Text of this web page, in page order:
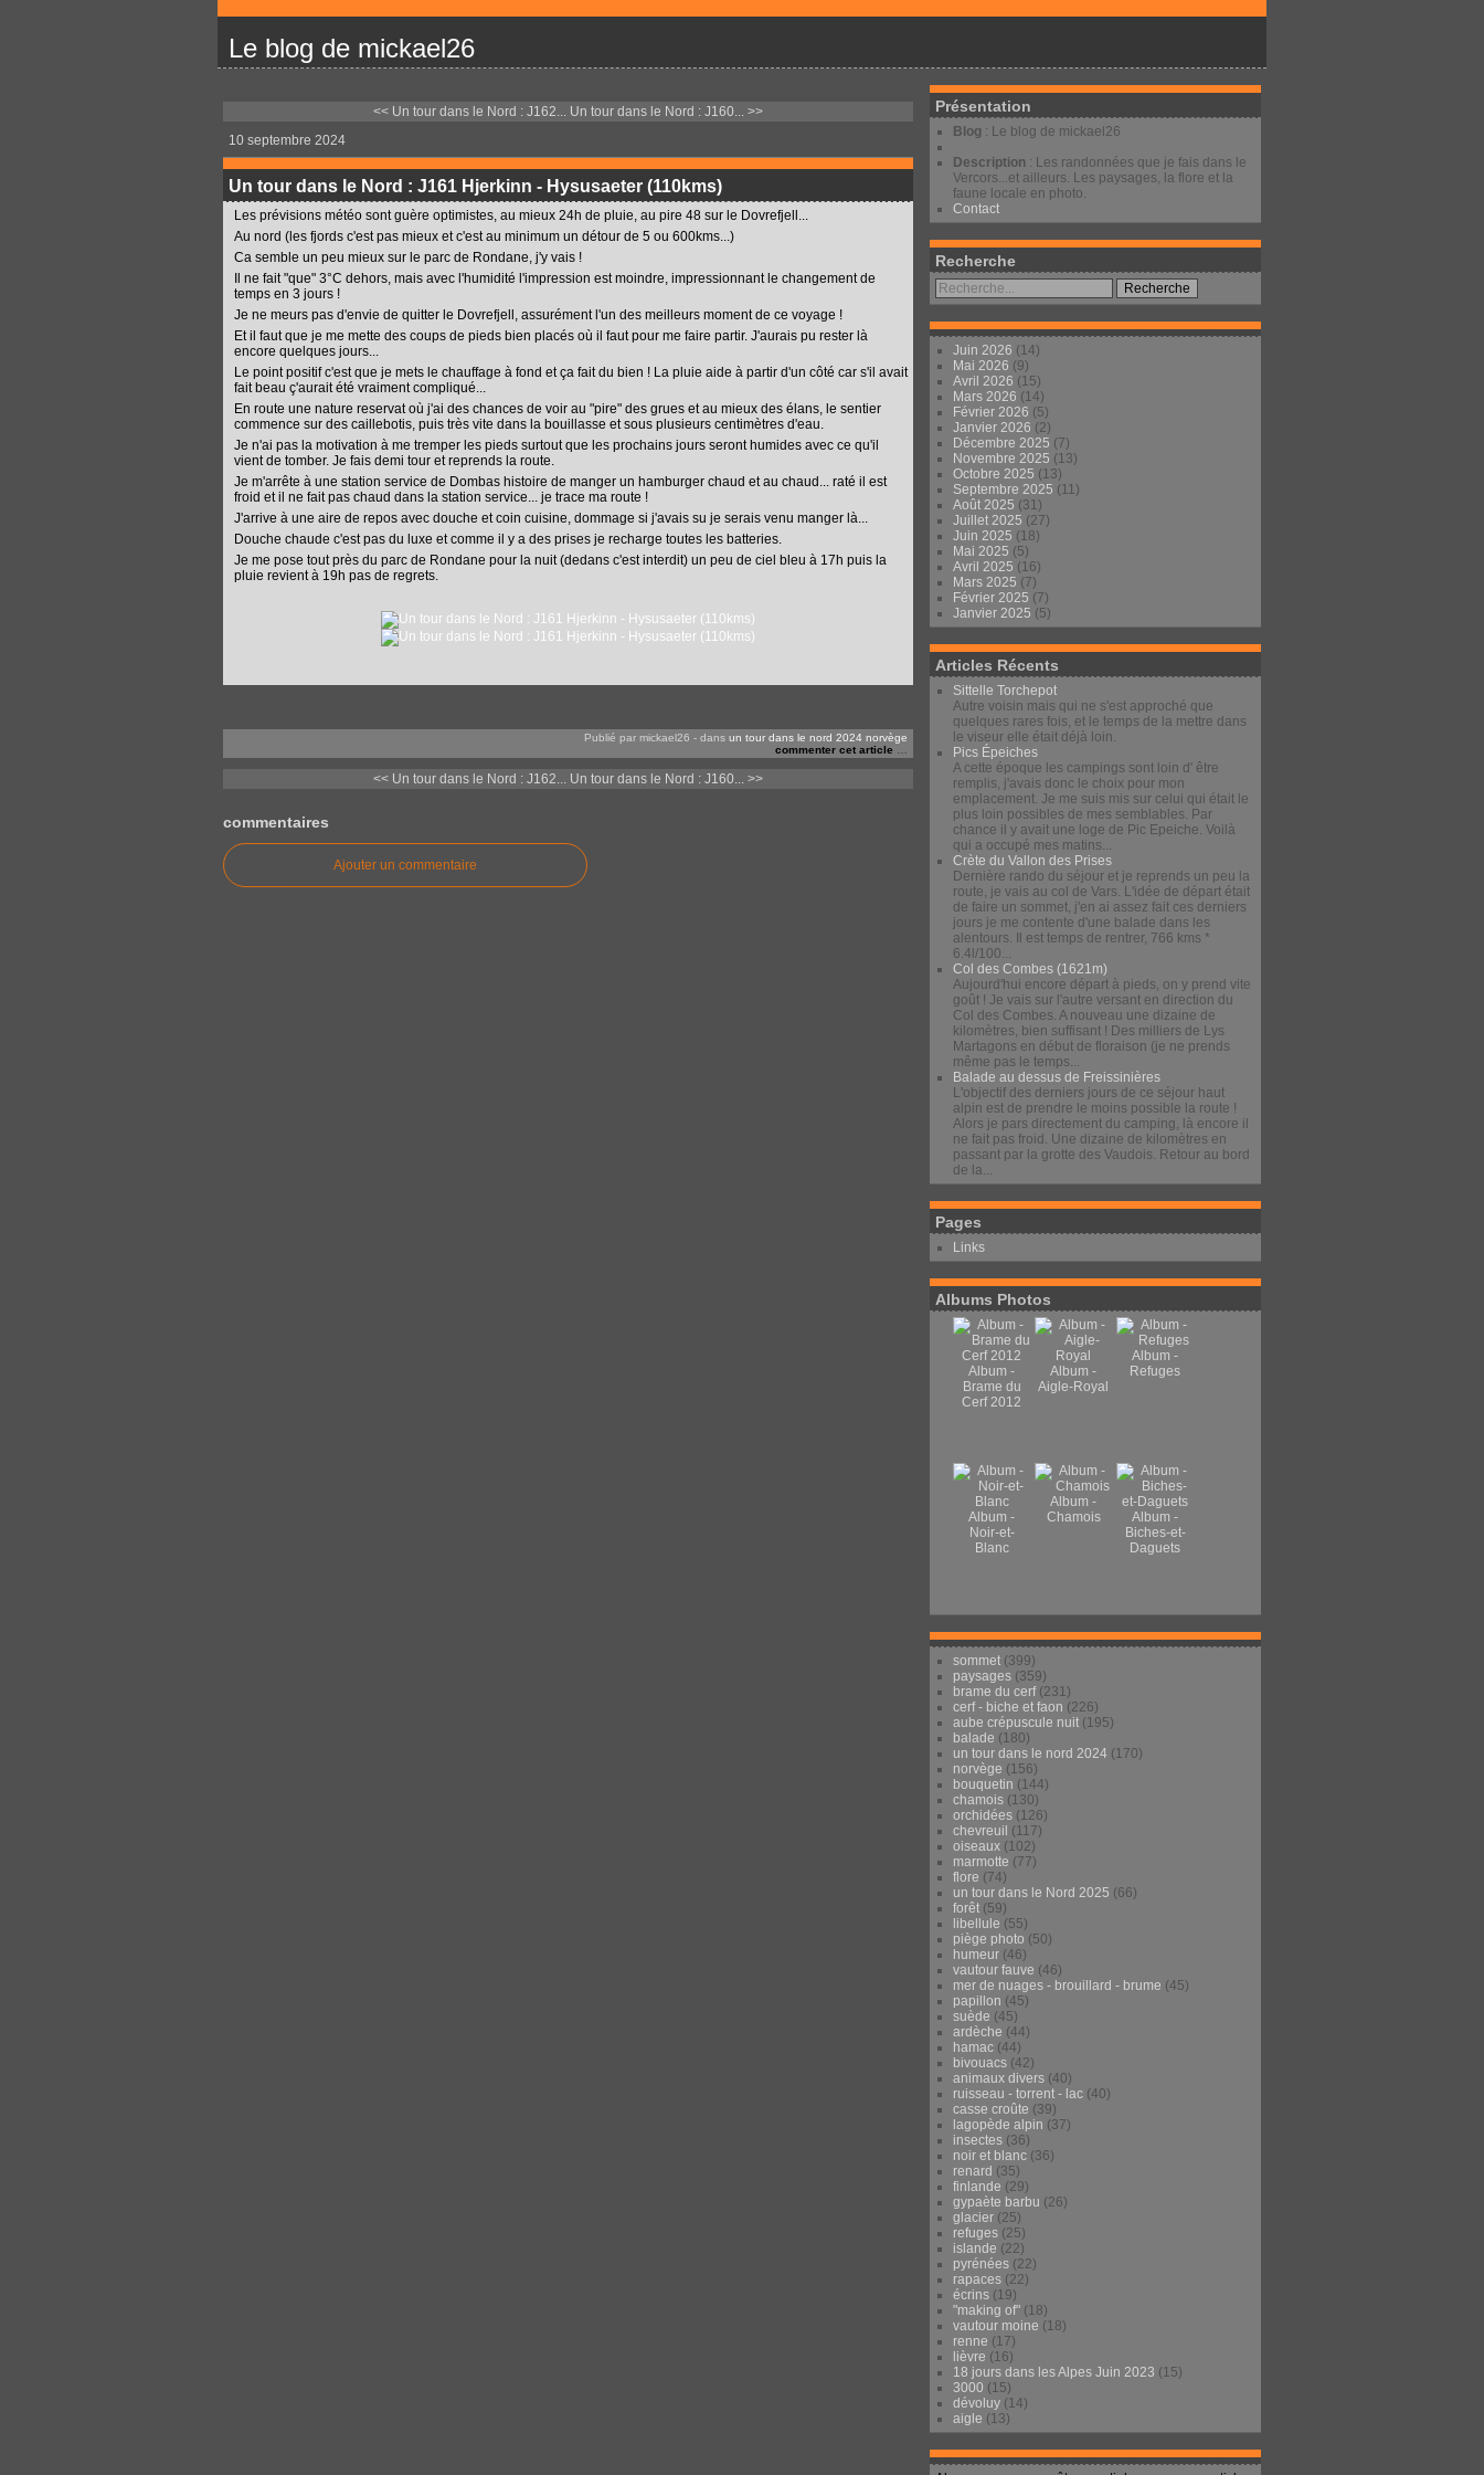
Le blog de mickael26
<< Un tour dans le Nord : J162... Un tour dans le Nord : J160... >>
10 septembre 2024
Un tour dans le Nord : J161 Hjerkinn - Hysusaeter (110kms)
Les prévisions météo sont guère optimistes, au mieux 24h de pluie, au pire 48 sur le Dovrefjell...
Au nord (les fjords c'est pas mieux et c'est au minimum un détour de 5 ou 600kms...)
Ca semble un peu mieux sur le parc de Rondane, j'y vais !
Il ne fait "que" 3°C dehors, mais avec l'humidité l'impression est moindre, impressionnant le changement de
temps en 3 jours !
Je ne meurs pas d'envie de quitter le Dovrefjell, assurément l'un des meilleurs moment de ce voyage !
Et il faut que je me mette des coups de pieds bien placés où il faut pour me faire partir. J'aurais pu rester là
encore quelques jours...
Le point positif c'est que je mets le chauffage à fond et ça fait du bien ! La pluie aide à partir d'un côté car s'il avait
fait beau ç'aurait été vraiment compliqué...
En route une nature reservat où j'ai des chances de voir au "pire" des grues et au mieux des élans, le sentier
commence sur des caillebotis, puis très vite dans la bouillasse et sous plusieurs centimètres d'eau.
Je n'ai pas la motivation à me tremper les pieds surtout que les prochains jours seront humides avec ce qu'il
vient de tomber. Je fais demi tour et reprends la route.
Je m'arrête à une station service de Dombas histoire de manger un hamburger chaud et au chaud... raté il est
froid et il ne fait pas chaud dans la station service... je trace ma route !
J'arrive à une aire de repos avec douche et coin cuisine, dommage si j'avais su je serais venu manger là...
Douche chaude c'est pas du luxe et comme il y a des prises je recharge toutes les batteries.
Je me pose tout près du parc de Rondane pour la nuit (dedans c'est interdit) un peu de ciel bleu à 17h puis la
pluie revient à 19h pas de regrets.
Publié par mickael26 - dans un tour dans le nord 2024 norvège
commenter cet article
<< Un tour dans le Nord : J162... Un tour dans le Nord : J160... >>
commentaires
Ajouter un commentaire
Présentation
Blog : Le blog de mickael26
Description : Les randonnées que je fais dans le
Vercors...et ailleurs. Les paysages, la flore et la
faune locale en photo.
Contact
Recherche
Juin 2026 (14)
Mai 2026 (9)
Avril 2026 (15)
Mars 2026 (14)
Février 2026 (5)
Janvier 2026 (2)
Décembre 2025 (7)
Novembre 2025 (13)
Octobre 2025 (13)
Septembre 2025 (11)
Août 2025 (31)
Juillet 2025 (27)
Juin 2025 (18)
Mai 2025 (5)
Avril 2025 (16)
Mars 2025 (7)
Février 2025 (7)
Janvier 2025 (5)
Articles Récents
Sittelle Torchepot
Autre voisin mais qui ne s'est approché que
quelques rares fois, et le temps de la mettre dans
le viseur elle était déjà loin.
Pics Épeiches
A cette époque les campings sont loin d' être
remplis, j'avais donc le choix pour mon
emplacement. Je me suis mis sur celui qui était le
plus loin possibles de mes semblables. Par
chance il y avait une loge de Pic Epeiche. Voilà
qui a occupé mes matins...
Crète du Vallon des Prises
Dernière rando du séjour et je reprends un peu la
route, je vais au col de Vars. L'idée de départ était
de faire un sommet, j'en ai assez fait ces derniers
jours je me contente d'une balade dans les
alentours. Il est temps de rentrer, 766 kms *
6.4l/100...
Col des Combes (1621m)
Aujourd'hui encore départ à pieds, on y prend vite
goût ! Je vais sur l'autre versant en direction du
Col des Combes. A nouveau une dizaine de
kilomètres, bien suffisant ! Des milliers de Lys
Martagons en début de floraison (je ne prends
même pas le temps...
Balade au dessus de Freissinières
L'objectif des derniers jours de ce séjour haut
alpin est de prendre le moins possible la route !
Alors je pars directement du camping, là encore il
ne fait pas froid. Une dizaine de kilomètres en
passant par la grotte des Vaudois. Retour au bord
de la...
Pages
Links
Albums Photos
Album -
Brame du
Cerf 2012
Album -
Aigle-Royal
Album -
Refuges
Album -
Noir-et-
Blanc
Album -
Chamois
Album -
Biches-et-
Daguets
sommet (399)
paysages (359)
brame du cerf(231)
cerf - biche et faon (226)
aube crépuscule nuit (195)
balade (180)
un tour dans le nord 2024 (170)
norvège (156)
bouquetin (144)
chamois (130)
orchidées (126)
chevreuil (117)
oiseaux (102)
marmotte (77)
flore (74)
un tour dans le Nord 2025 (66)
forêt (59)
libellule (55)
piège photo (50)
humeur (46)
vautour fauve (46)
mer de nuages - brouillard - brume (45)
papillon (45)
suède (45)
ardèche (44)
hamac (44)
bivouacs (42)
animaux divers (40)
ruisseau - torrent - lac (40)
casse croûte (39)
lagopède alpin (37)
insectes (36)
noir et blanc (36)
renard (35)
finlande (29)
gypaète barbu (26)
glacier (25)
refuges (25)
islande (22)
pyrénées (22)
rapaces (22)
écrins (19)
"making of" (18)
vautour moine (18)
renne (17)
lièvre (16)
18 jours dans les Alpes Juin 2023 (15)
3000 (15)
dévoluy (14)
aigle (13)